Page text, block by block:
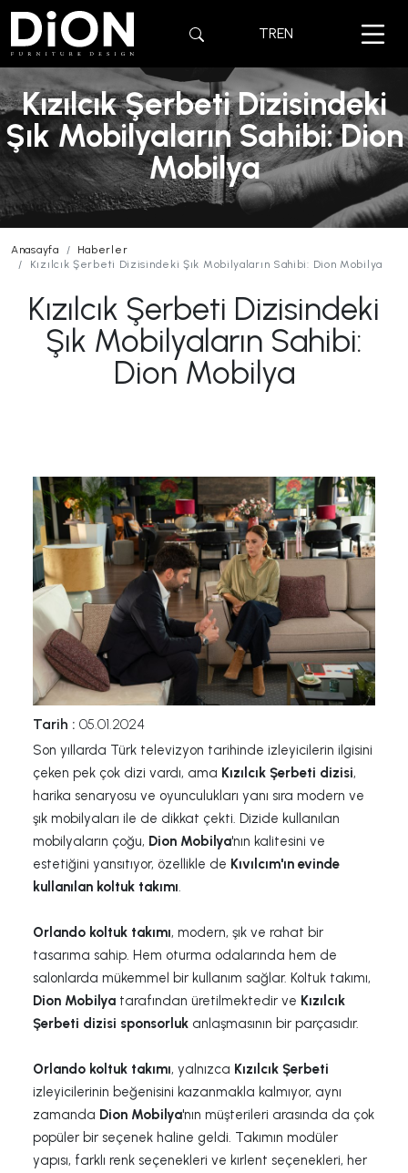
TREN
Kızılcık Şerbeti Dizisindeki
Şık Mobilyaların Sahibi: Dion
Mobilya
Anasayfa
Haberler
Kızılcık Şerbeti Dizisindeki Şık Mobilyaların Sahibi: Dion Mobilya
Kızılcık Şerbeti Dizisindeki
Şık Mobilyaların Sahibi:
Dion Mobilya
Tarih : 05.01.2024
Son yıllarda Türk televizyon tarihinde izleyicilerin ilgisini
çeken pek çok dizi vardı, ama Kızılcık Şerbeti dizisi,
harika senaryosu ve oyunculukları yanı sıra modern ve
şık mobilyaları ile de dikkat çekti. Dizide kullanılan
mobilyaların çoğu, Dion Mobilya'nın kalitesini ve
estetiğini yansıtıyor, özellikle de Kıvılcım'ın evinde
kullanılan koltuk takımı.
Orlando koltuk takımı, modern, şık ve rahat bir
tasarıma sahip. Hem oturma odalarında hem de
salonlarda mükemmel bir kullanım sağlar. Koltuk takımı,
Dion Mobilya tarafından üretilmektedir ve Kızılcık
Şerbeti dizisi sponsorluk anlaşmasının bir parçasıdır.
Orlando koltuk takımı, yalnızca Kızılcık Şerbeti
izleyicilerinin beğenisini kazanmakla kalmıyor, aynı
zamanda Dion Mobilya'nın müşterileri arasında da çok
popüler bir seçenek haline geldi. Takımın modüler
yapısı, farklı renk seçenekleri ve kırlent seçenekleri, her